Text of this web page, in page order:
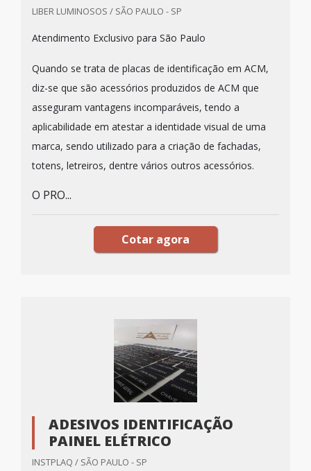
LIBER LUMINOSOS / SÃO PAULO - SP
Atendimento Exclusivo para São Paulo
Quando se trata de placas de identificação em ACM,
diz-se que são acessórios produzidos de ACM que
asseguram vantagens incomparáveis, tendo a
aplicabilidade em atestar a identidade visual de uma
marca, sendo utilizado para a criação de fachadas,
totens, letreiros, dentre vários outros acessórios.
O PRO...
Cotar agora
ADESIVOS IDENTIFICAÇÃO
PAINEL ELÉTRICO
INSTPLAQ / SÃO PAULO - SP